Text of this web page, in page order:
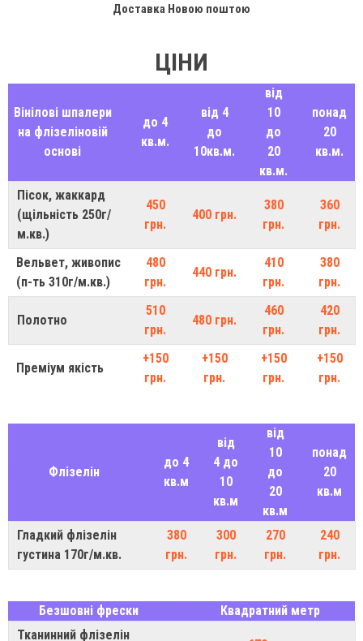
Доставка Новою поштою
ЦІНИ
Вінілові шпалери
на флізеліновій
основі
до 4
кв.м.
від 4
до
10кв.м.
від
10
до
20
кв.м.
понад
20
кв.м.
Пісок, жаккард
(щільність 250г/
м.кв.)
450
грн.
400 грн.
380
грн.
360
грн.
Вельвет, живопис
(п-ть 310г/м.кв.)
480
грн.
440 грн.
410
грн.
380
грн.
Полотно
510
грн.
480 грн.
460
грн.
420
грн.
Преміум якість
+150
грн.
+150
грн.
+150
грн.
+150
грн.
Флізелін
до 4
кв.м
від
4 до
10
кв.м
від
10
до
20
кв.м
понад
20
кв.м
Гладкий флізелін
густина 170г/м.кв.
380
грн.
300
грн.
270
грн.
240
грн.
Безшовні фрески
Квадратний метр
Тканинний флізелін